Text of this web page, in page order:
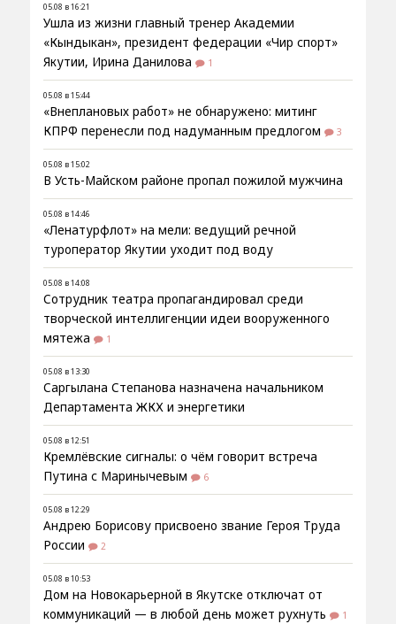
05.08 в 16:21
Ушла из жизни главный тренер Академии
«Кындыкан», президент федерации «Чир спорт»
Якутии, Ирина Данилова
1
05.08 в 15:44
«Внеплановых работ» не обнаружено: митинг
КПРФ перенесли под надуманным предлогом
3
05.08 в 15:02
В Усть-Майском районе пропал пожилой мужчина
05.08 в 14:46
«Ленатурфлот» на мели: ведущий речной
туроператор Якутии уходит под воду
05.08 в 14:08
Сотрудник театра пропагандировал среди
творческой интеллигенции идеи вооруженного
мятежа
1
05.08 в 13:30
Саргылана Степанова назначена начальником
Департамента ЖКХ и энергетики
05.08 в 12:51
Кремлёвские сигналы: о чём говорит встреча
Путина с Маринычевым
6
05.08 в 12:29
Андрею Борисову присвоено звание Героя Труда
России
2
05.08 в 10:53
Дом на Новокарьерной в Якутске отключат от
коммуникаций — в любой день может рухнуть
1